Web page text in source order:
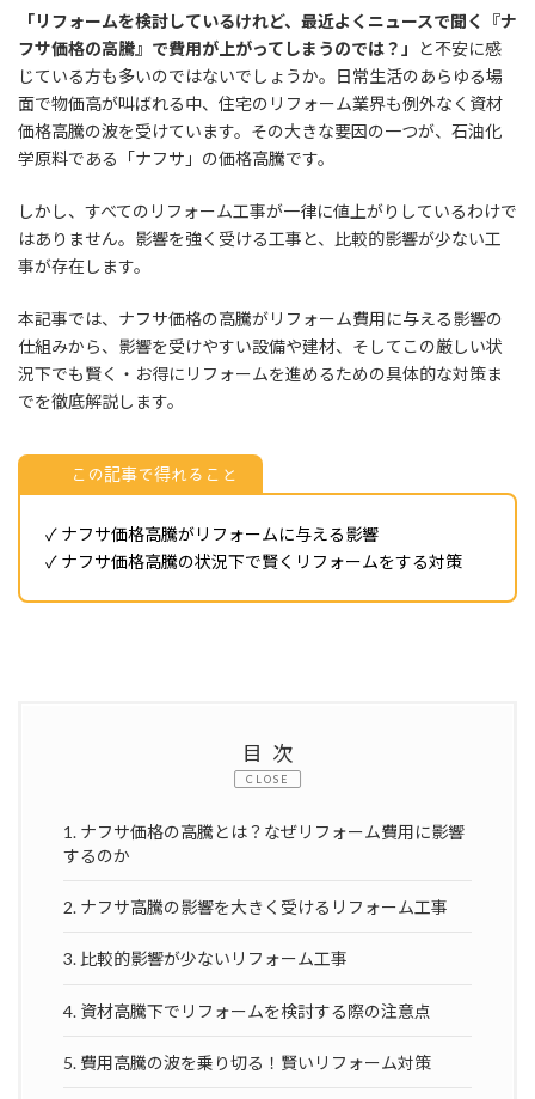
「リフォームを検討しているけれど、最近よくニュースで聞く『ナ
フサ価格の高騰』で費用が上がってしまうのでは？」
と不安に感
じている方も多いのではないでしょうか。日常生活のあらゆる場
面で物価高が叫ばれる中、住宅のリフォーム業界も例外なく資材
価格高騰の波を受けています。その大きな要因の一つが、石油化
学原料である「ナフサ」の価格高騰です。
しかし、すべてのリフォーム工事が一律に値上がりしているわけで
はありません。影響を強く受ける工事と、比較的影響が少ない工
事が存在します。
本記事では、ナフサ価格の高騰がリフォーム費用に与える影響の
仕組みから、影響を受けやすい設備や建材、そしてこの厳しい状
況下でも賢く・お得にリフォームを進めるための具体的な対策ま
でを徹底解説します。
この記事で得れること
✓ ナフサ価格高騰がリフォームに与える影響
✓ ナフサ価格高騰の状況下で賢くリフォームをする対策
目次
CLOSE
1. ナフサ価格の高騰とは？なぜリフォーム費用に影響
するのか
2. ナフサ高騰の影響を大きく受けるリフォーム工事
3. 比較的影響が少ないリフォーム工事
4. 資材高騰下でリフォームを検討する際の注意点
5. 費用高騰の波を乗り切る！賢いリフォーム対策